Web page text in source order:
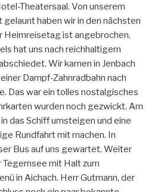
Theatersaal. Von unserem
haben wir in den nächsten
Heimreisetag ist angebrochen.
hat uns nach reichhaltigem
Wir kamen in Jenbach
Dampf-Zahnradbahn nach
Das war ein tolles nostalgisches
wurden noch gezwickt. Am
das Schiff umsteigen und eine
Rundfahrt mit machen. In
Bus auf uns gewartet. Weiter
mit Halt zum
in Aichach. Herr Gutmann, der